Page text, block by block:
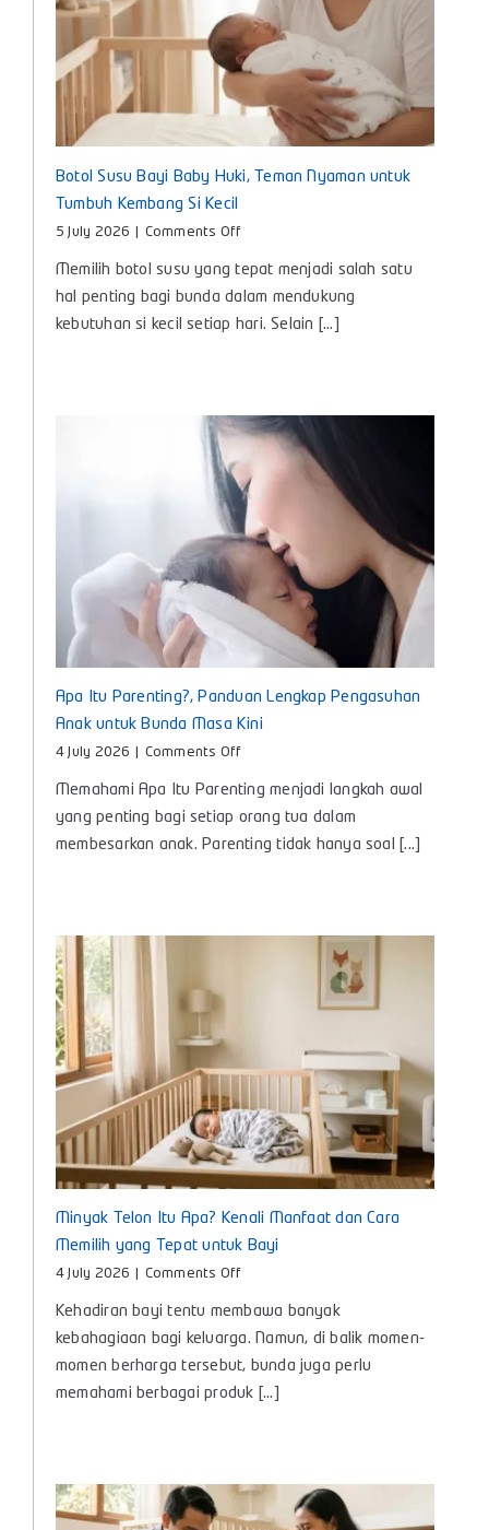
Botol Susu Bayi Baby Huki, Teman Nyaman untuk
Tumbuh Kembang Si Kecil
5 July 2026 Comments Offon
Susu
Bayi
Baby
Tumbuh
Kembang
Kecil
Memilih botol susu yang tepat menjadi salah satu
hal penting bagi bunda dalam mendukung
kebutuhan si kecil setiap hari. Selain [...]
Apa Itu Parenting?, Panduan Lengkap Pengasuhan
Anak untuk Bunda Masa Kini
4 July 2026 Comments Offon
Itu
Parenting?,
Panduan
Lengkap
Bunda
Memahami Apa Itu Parenting menjadi langkah awal
yang penting bagi setiap orang tua dalam
membesarkan anak. Parenting tidak hanya soal [...]
Minyak Telon Itu Apa? Kenali Manfaat dan Cara
Memilih yang Tepat untuk Bayi
4 July 2026 Comments Offon
Telon
Itu
Apa?
Kenali
Manfaat
Tepat
untuk
Kehadiran bayi tentu membawa banyak
kebahagiaan bagi keluarga. Namun, di balik momen-
momen berharga tersebut, bunda juga perlu
memahami berbagai produk [...]